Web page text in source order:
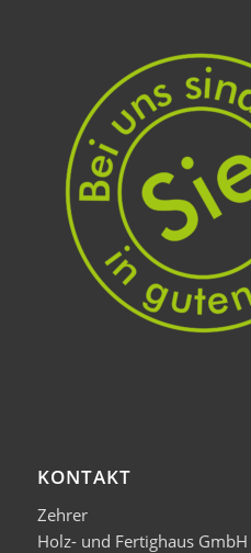
KONTAKT
Zehrer
Holz- und Fertighaus GmbH